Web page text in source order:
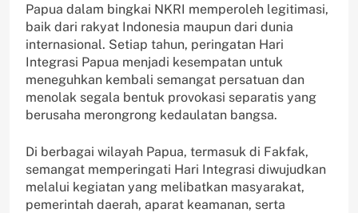
Papua dalam bingkai NKRI memperoleh legitimasi,
baik dari rakyat Indonesia maupun dari dunia
internasional. Setiap tahun, peringatan Hari
Integrasi Papua menjadi kesempatan untuk
meneguhkan kembali semangat persatuan dan
menolak segala bentuk provokasi separatis yang
berusaha merongrong kedaulatan bangsa.
Di berbagai wilayah Papua, termasuk di Fakfak,
semangat memperingati Hari Integrasi diwujudkan
melalui kegiatan yang melibatkan masyarakat,
pemerintah daerah, aparat keamanan, serta